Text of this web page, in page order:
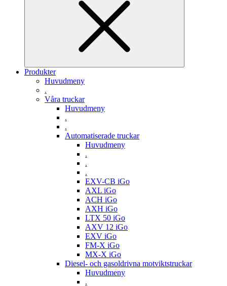
Produkter
Huvudmeny
.
Våra truckar
Huvudmeny
.
.
Automatiserade truckar
Huvudmeny
.
.
.
EXV-CB iGo
AXL iGo
ACH iGo
AXH iGo
LTX 50 iGo
AXV 12 iGo
EXV iGo
FM-X iGo
MX-X iGo
Diesel- och gasoldrivna motviktstruckar
Huvudmeny
.